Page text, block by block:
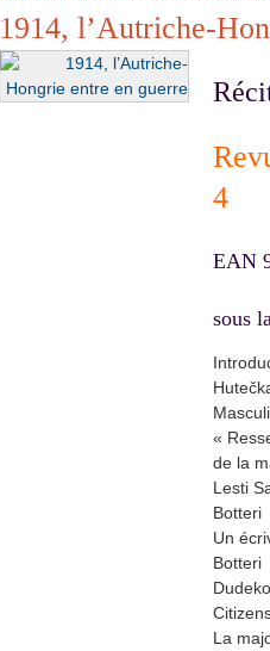
1914, l’Autriche-
4
EAN
sous
«
de la
Lesti
Botteri
Un
Botteri
La